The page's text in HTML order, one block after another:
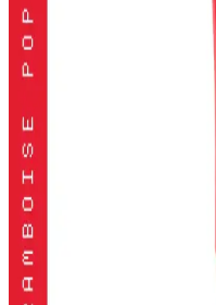
Kiko Milano
Uzun Süre Kalıcı ve
Kiko Milano'nun Unlımıted
pigmentasyon ve uzun süre
koleksiyonudur. Doğal ve
2024 Yılında En İyi
Buluşması
2024'te öne çıkan yüksek
seçenekleriyle en iyi far
makyajda fark yaratmanızı